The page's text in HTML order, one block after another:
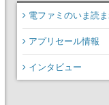
電ファミのいま読
アプリセール情報
インタビュー